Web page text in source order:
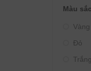
Màu sắc
Vàng
Đỏ
Trắng